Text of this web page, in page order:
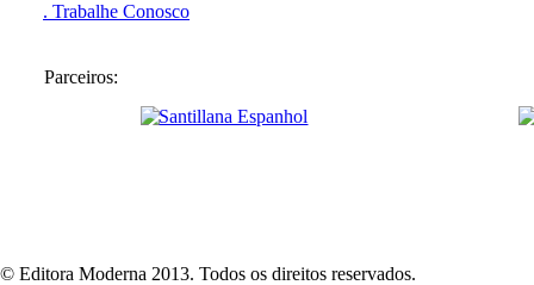
. Trabalhe Conosco
Parceiros:
© Editora Moderna 2013. Todos os direitos reservados.